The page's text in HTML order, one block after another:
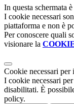
In questa schermata
I cookie necessari
piattaforma e non è
Per conoscere quali
visionare la
Cookie necessari
I cookie necessari
disabilitati. È
policy.